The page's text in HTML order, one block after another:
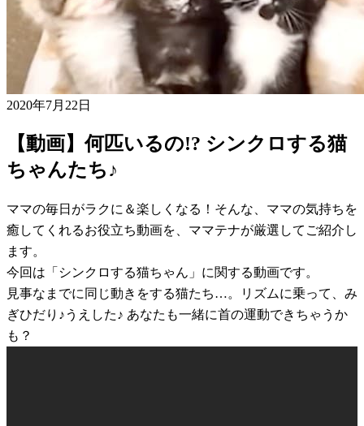
2020年7月22日
【動画】何匹いるの!? シンクロする猫
ちゃんたち♪
ママの毎日がラクに＆楽しくなる！そんな、ママの気持ちを
癒してくれるお役立ち動画を、ママテナが厳選してご紹介し
ます。
今回は「シンクロする猫ちゃん」に関する動画です。
見事なまでに同じ動きをする猫たち…。リズムに乗って、み
ぎひだり♪うえした♪ あなたも一緒に首の運動できちゃうか
も？